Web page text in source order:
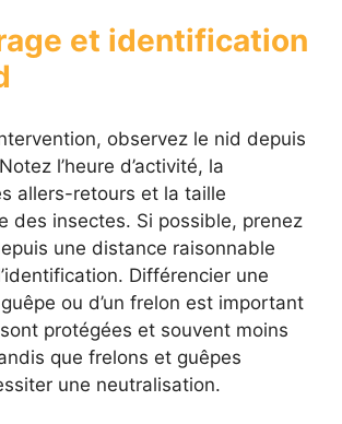
et identification
observez le nid depuis
l’heure d’activité, la
allers-retours et la taille
des insectes. Si possible, prenez
une distance raisonnable
Différencier une
ou d’un frelon est important
protégées et souvent moins
que frelons et guêpes
une neutralisation.